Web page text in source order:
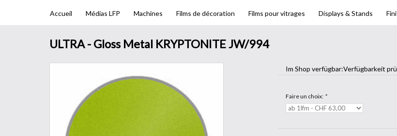
Accueil Médias LFP Machines Films de décoration Films pour vitrages Displays & Stands
ULTRA - Gloss Metal KRYPTONITE JW/994
Im Shop verfügbar:Verfügbarkeit
Faire un choix: *